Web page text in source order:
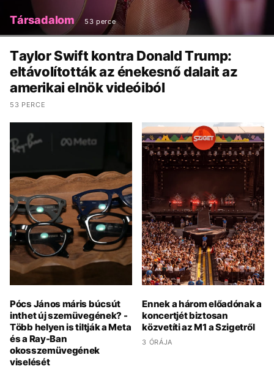
Társadalom 53 perce
Taylor Swift kontra Donald Trump:
eltávolították az énekesnő dalait az
amerikai elnök videóiból
53 PERCE
Pócs János máris búcsút
inthet új szemüvegének? -
Több helyen is tiltják a Meta
és a Ray-Ban
okosszemüvegének
viselését
Ennek a három előadónak a
koncertjét biztosan
közvetíti az M1 a Szigetről
3 ÓRÁJA